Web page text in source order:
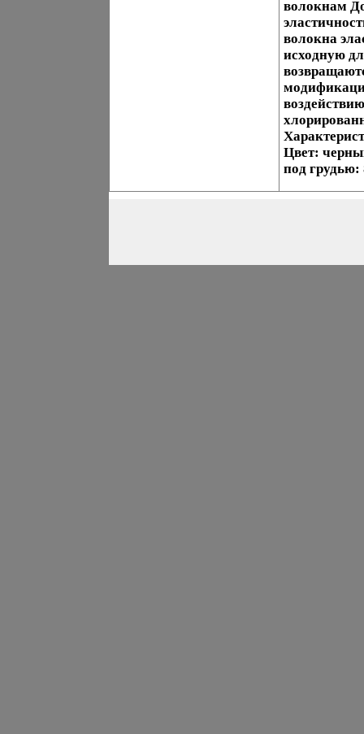
волокнам
волокна
исходную
Цвет:
под грудью: